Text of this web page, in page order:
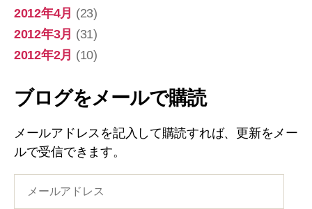
2012年4月 (23)
2012年3月 (31)
2012年2月 (10)
ブログをメールで購読
メールアドレスを記入して購読すれば、更新をメー
ルで受信できます。